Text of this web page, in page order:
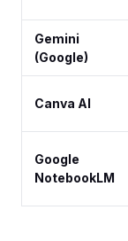
Gemini
(Google)
Canva AI
Google
NotebookLM